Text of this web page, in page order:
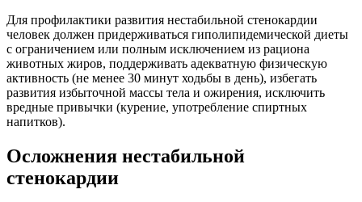
Для профилактики развития нестабильной стенокардии
человек должен придерживаться гиполипидемической диеты
с ограничением или полным исключением из рациона
животных жиров, поддерживать адекватную физическую
активность (не менее 30 минут ходьбы в день), избегать
развития избыточной массы тела и ожирения, исключить
вредные привычки (курение, употребление спиртных
напитков).
Осложнения нестабильной
стенокардии